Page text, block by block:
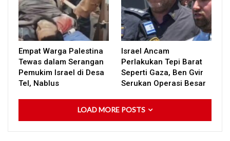
Empat Warga Palestina
Tewas dalam Serangan
Pemukim Israel di Desa
Tel, Nablus
Israel Ancam
Perlakukan Tepi Barat
Seperti Gaza, Ben Gvir
Serukan Operasi Besar
LOAD MORE POSTS